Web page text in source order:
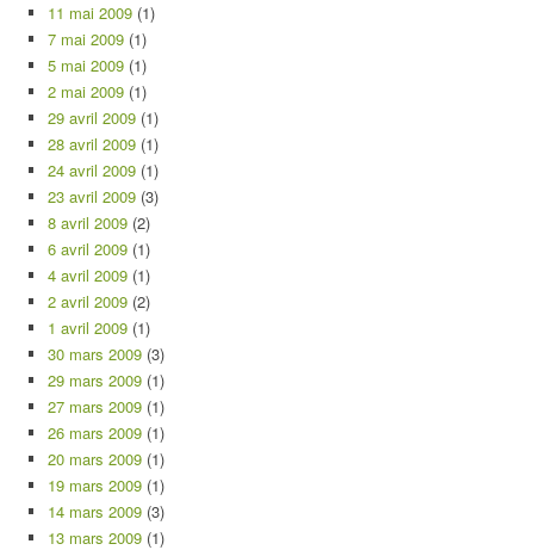
11 mai 2009 (1)
7 mai 2009 (1)
5 mai 2009 (1)
2 mai 2009 (1)
29 avril 2009 (1)
28 avril 2009 (1)
24 avril 2009 (1)
23 avril 2009 (3)
8 avril 2009 (2)
6 avril 2009 (1)
4 avril 2009 (1)
2 avril 2009 (2)
1 avril 2009 (1)
30 mars 2009 (3)
29 mars 2009 (1)
27 mars 2009 (1)
26 mars 2009 (1)
20 mars 2009 (1)
19 mars 2009 (1)
14 mars 2009 (3)
13 mars 2009 (1)